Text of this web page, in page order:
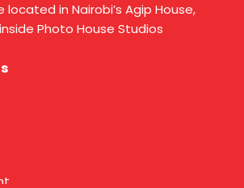
in Nairobi’s Agip House,
Photo House Studios